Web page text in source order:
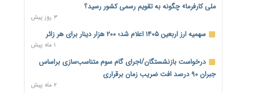
ناترازی برق ۳۰ درصد کاهش یافت؛ وعده وزارت نیرو برای رفع
ورود بخش خصوصی به حکمرانی اشتغال؛ «یاوران پیشرفت»
امسال گسترده‌تر می‌شود
مطالبه کارگران جنوب برای پرداخت «حق جنگ»؛ از نفت و گاز تا
ملی کارفرما» چگونه به تقویم رسمی کشور رسید؟
۳ روز پیش
سهمیه ارز اربعین ۱۴۰۵ اعلام شد؛ ۲۰۰ هزار دینار برای هر زائر
۱ ماه پیش
درخواست بازنشستگان/اجرای گام سوم متناسب‌سازی براساس
جبران ۹۰ درصد افت ضریب زمان برقراری
۲ ماه پیش